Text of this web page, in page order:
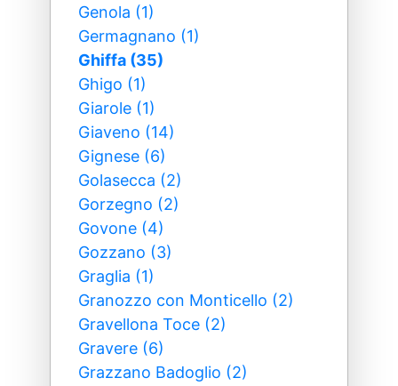
Genola (1)
Germagnano (1)
Ghiffa (35)
Ghigo (1)
Giarole (1)
Giaveno (14)
Gignese (6)
Golasecca (2)
Gorzegno (2)
Govone (4)
Gozzano (3)
Graglia (1)
Granozzo con Monticello (2)
Gravellona Toce (2)
Gravere (6)
Grazzano Badoglio (2)